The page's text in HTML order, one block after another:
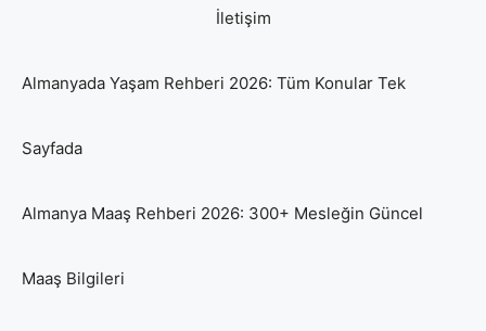
İletişim
Almanyada Yaşam Rehberi 2026: Tüm Konular Tek
Sayfada
Almanya Maaş Rehberi 2026: 300+ Mesleğin Güncel
Maaş Bilgileri